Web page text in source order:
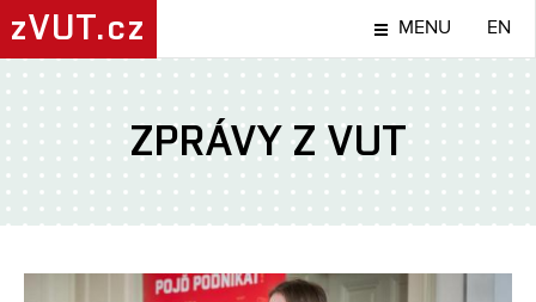
zVUT.cz MENU EN
ZPRÁVY Z VUT